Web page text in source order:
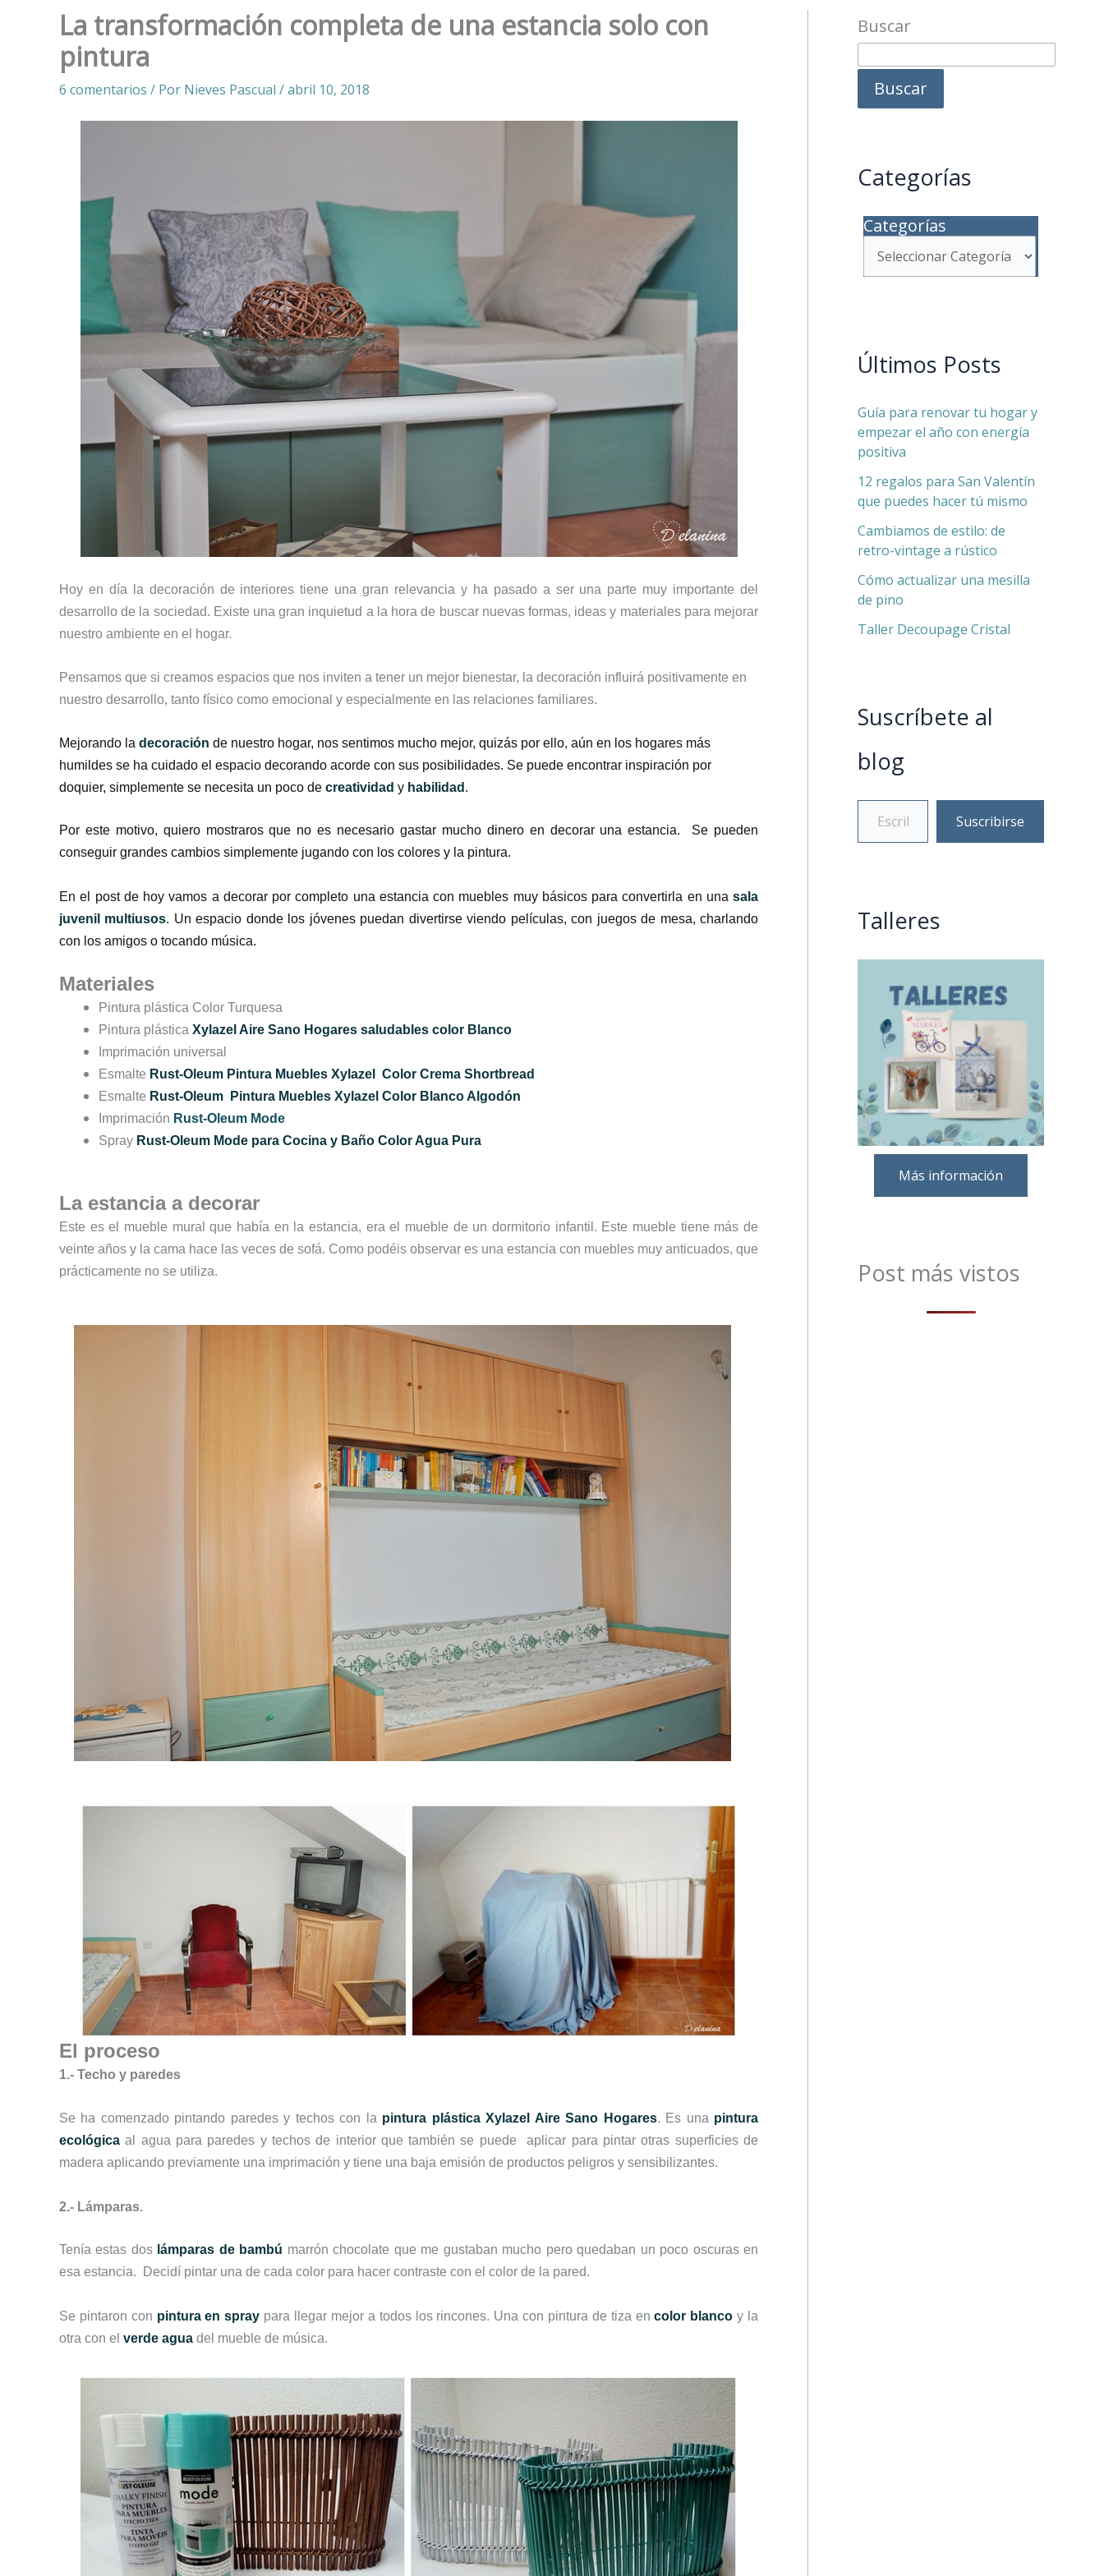
La transformación completa de una estancia solo con
pintura
6 comentarios / Por Nieves Pascual /abril 10, 2018
Hoy en día la decoración de interiores tiene una gran relevancia y ha pasado a ser una parte muy importante del
desarrollo de la sociedad. Existe una gran inquietud a la hora de buscar nuevas formas, ideas y materiales para mejorar
nuestro ambiente en el hogar.
Pensamos que si creamos espacios que nos inviten a tener un mejor bienestar, la decoración influirá positivamente en
nuestro desarrollo, tanto físico como emocional y especialmente en las relaciones familiares.
Mejorando la decoración de nuestro hogar, nos sentimos mucho mejor, quizás por ello, aún en los hogares más
humildes se ha cuidado el espacio decorando acorde con sus posibilidades. Se puede encontrar inspiración por
doquier, simplemente se necesita un poco de creatividad y habilidad .
Por este motivo, quiero mostraros que no es necesario gastar mucho dinero en decorar una estancia. Se pueden
conseguir grandes cambios simplemente jugando con los colores y la pintura.
En el post de hoy vamos a decorar por completo una estancia con muebles muy básicos para convertirla en una sala
juvenil multiusos. Un espacio donde los jóvenes puedan divertirse viendo películas, con juegos de mesa, charlando
con los amigos o tocando música.
Materiales
Pintura plástica Color Turquesa
Pintura plástica Xylazel Aire Sano Hogares saludables color Blanco
Imprimación universal
Esmalte Rust-Oleum Pintura Muebles Xylazel Color Crema Shortbread
Esmalte Rust-Oleum
Pintura Muebles Xylazel Color Blanco Algodón
Imprimación Rust-Oleum Mode
Spray Rust-Oleum Mode para Cocina y Baño Color Agua Pura
La estancia a decorar
Este es el mueble mural que había en la estancia, era el mueble de un dormitorio infantil. Este mueble tiene más de
veinte años y la cama hace las veces de sofá. Como podéis observar es una estancia con muebles muy anticuados, que
prácticamente no se utiliza.
El proceso
1.- Techo y paredes
Se ha comenzado pintando paredes y techos con la pintura plástica Xylazel Aire Sano Hogares. Es una pintura
ecológica al agua para paredes y techos de interior que también se puede aplicar para pintar otras superficies de
madera aplicando previamente una imprimación y tiene una baja emisión de productos peligros y sensibilizantes.
2.- Lámparas.
Tenía estas dos lámparas de bambú marrón chocolate que me gustaban mucho pero quedaban un poco oscuras en
esa estancia. Decidí pintar una de cada color para hacer contraste con el color de la pared.
Se pintaron con pintura en spray para llegar mejor a todos los rincones. Una con pintura de tiza encolor blanco y la
otra con el verde agua del mueble de música.
Buscar
Buscar
Categorías
Categorías
Últimos Posts
Guía para renovar tu hogar y
empezar el año con energía
positiva
12 regalos para San Valentín
que puedes hacer tú mismo
Cambiamos de estilo: de
retro-vintage a rústico
Cómo actualizar una mesilla
de pino
Taller Decoupage Cristal
Suscríbete al
blog
Suscribirse
Talleres
Más información
Post más vistos